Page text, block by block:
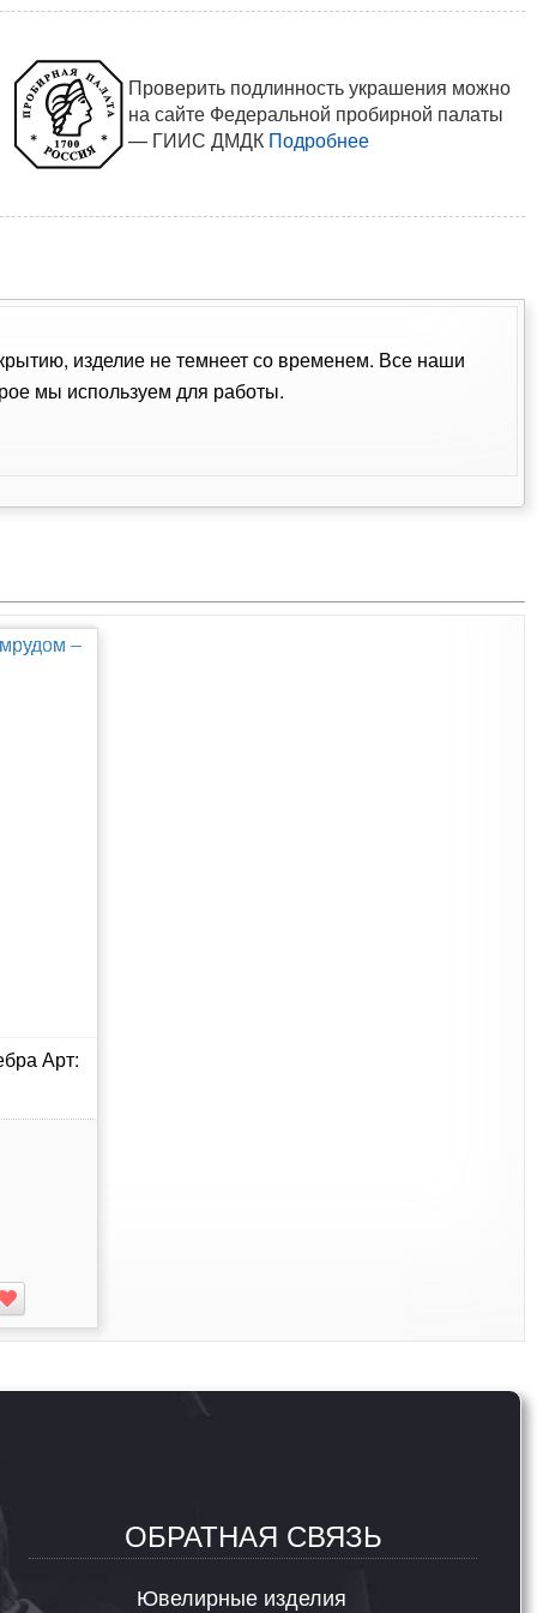
Проверить подлинность украшения можно
на сайте Федеральной пробирной палаты
— ГИИС ДМДК Подробнее
изделие не темнеет со временем. Все наши
мы используем для работы.
Арт:
ОБРАТНАЯ СВЯЗЬ
Ювелирные изделия